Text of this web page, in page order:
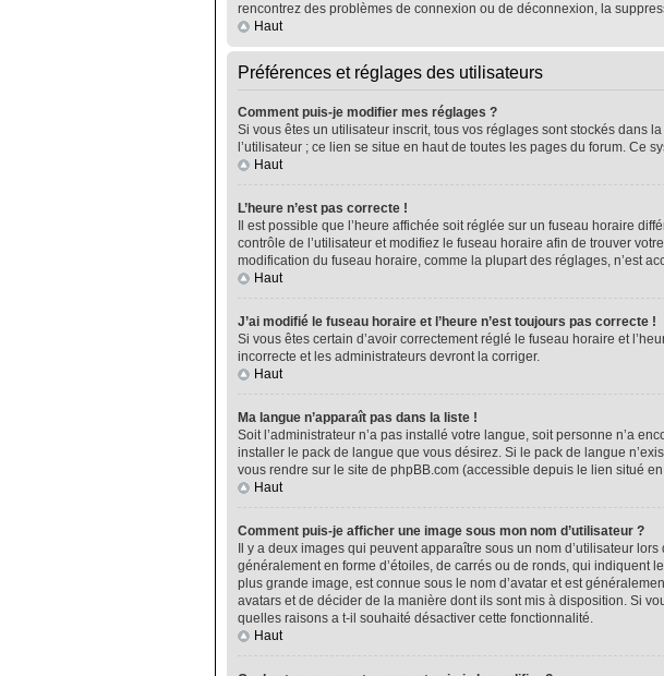
rencontrez des problèmes de connexion ou de déconnexion, la
Haut
Préférences et réglages des utilisateurs
Comment puis-je modifier mes réglages ?
Si vous êtes un utilisateur inscrit, tous vos réglages sont stockés dans
l’utilisateur ; ce lien se situe en haut de toutes les pages du forum. Ce
Haut
L’heure n’est pas correcte !
Il est possible que l’heure affichée soit réglée sur un fuseau horaire
contrôle de l’utilisateur et modifiez le fuseau horaire afin de trouver
modification du fuseau horaire, comme la plupart des réglages, n’est
Haut
J’ai modifié le fuseau horaire et l’heure n’est toujours pas correcte !
Si vous êtes certain d’avoir correctement réglé le fuseau horaire et
incorrecte et les administrateurs devront la corriger.
Haut
Ma langue n’apparaît pas dans la liste !
Soit l’administrateur n’a pas installé votre langue, soit personne n’a
installer le pack de langue que vous désirez. Si le pack de langue
vous rendre sur le site de phpBB.com (accessible depuis le lien situé
Haut
Comment puis-je afficher une image sous mon nom d’utilisateur ?
Il y a deux images qui peuvent apparaître sous un nom d’utilisateur
généralement en forme d’étoiles, de carrés ou de ronds, qui indiquent
plus grande image, est connue sous le nom d’avatar et est
avatars et de décider de la manière dont ils sont mis à disposition. Si
quelles raisons a t-il souhaité désactiver cette fonctionnalité.
Haut